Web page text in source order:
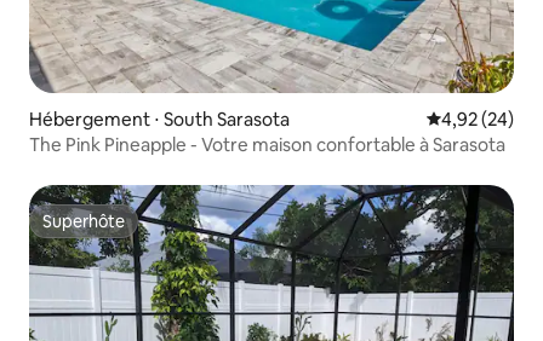
Hébergement ⋅ South Sarasota Évaluation
4,92 (24)
The Pink Pineapple - Votre maison confortable à Sarasota
Superhôte
Superhôte